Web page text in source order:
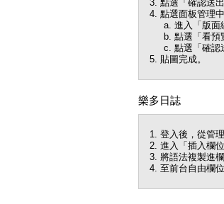
點選「確認送出
點選面板管理
進入「版面
點選「看預
點選「確認
貼圖完成。
樂多日誌
登入後，從管
進入「插入欄
將語法複製進
至前台自由欄